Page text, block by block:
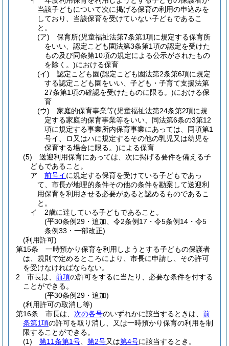
当該子どもについて次に掲げる保育の利用の申込みを
しており、当該保育を受けていない子どもであるこ
と。
(ア)
保育所(児童福祉法第7条第1項に規定する保育所
をいい、認定こども園法第3条第1項の認定を受けた
もの及び同条第10項の規定による公示がされたもの
を除く。)における保育
(イ)
認定こども園(認定こども園法第2条第6項に規定
する認定こども園をいい、子ども・子育て支援法第
27条第1項の確認を受けたものに限る。)における保
育
(ウ)
家庭的保育事業等(児童福祉法第24条第2項に規
定する家庭的保育事業等をいい、同法第6条の3第12
項に規定する事業所内保育事業にあっては、同項第1
号イ、ロ又はハに規定するその他の乳児又は幼児を
保育する場合に限る。)による保育
(5)
送迎利用保育にあっては、次に掲げる要件を備える子
どもであること。
ア
前号イに規定する保育を受けている子どもであっ
て、市長が地理的条件その他の条件を勘案して送迎利
用保育を利用させる必要があると認めるものであるこ
と。
イ
2歳に達している子どもであること。
(平30条例29・追加、令2条例17・令5条例14・令5
条例33・一部改正)
(利用許可)
第15条
一時預かり保育を利用しようとする子どもの保護者
は、規則で定めるところにより、市長に申請し、その許可
を受けなければならない。
2
市長は、 前項の許可をするに当たり、必要な条件を付する
ことができる。
(平30条例29・追加)
(利用許可の取消し等)
第16条
市長は、 次の各号のいずれかに該当するときは、 前
条第1項の許可を取り消し、又は一時預かり保育の利用を制
限することができる。
(1)
第11条第1号 第2号又は第4号に該当するとき。